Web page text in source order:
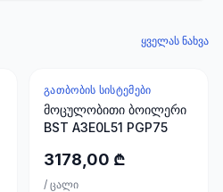
ყველას ნახვა
ᲒᲐᲗᲑᲝᲑᲘᲡ ᲡᲘᲡᲢᲔᲛᲔᲑᲘ
მოცულობითი ბოილერი
BST A3E0L51 PGP75
3178,00 ₾
/ ცალი